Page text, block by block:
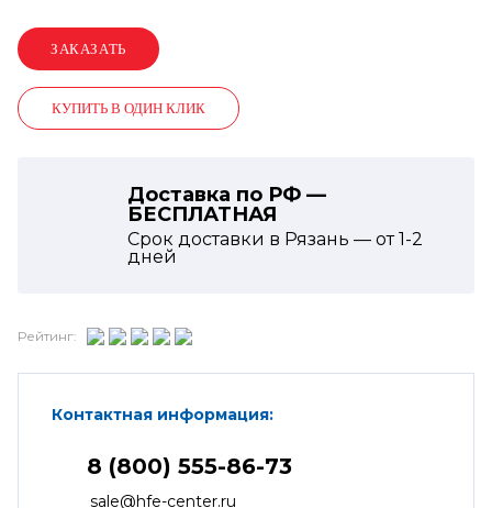
КУПИТЬ В ОДИН КЛИК
Доставка по РФ —
БЕСПЛАТНАЯ
Срок доставки в Рязань — от1-2
дней
Рейтинг:
Контактная информация:
8 (800) 555-86-73
sale@hfe-center.ru